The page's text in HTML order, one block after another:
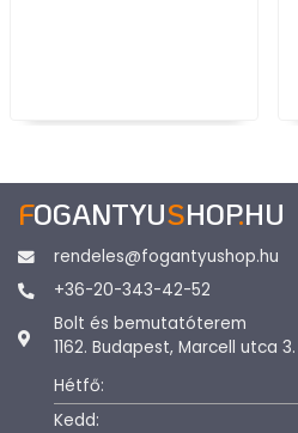
FOGANTYUSHOP.HU
rendeles@fogantyushop.hu
+36-20-343-42-52
Bolt és bemutatóterem
1162. Budapest, Marcell utca 3.
Hétfő:
Kedd: